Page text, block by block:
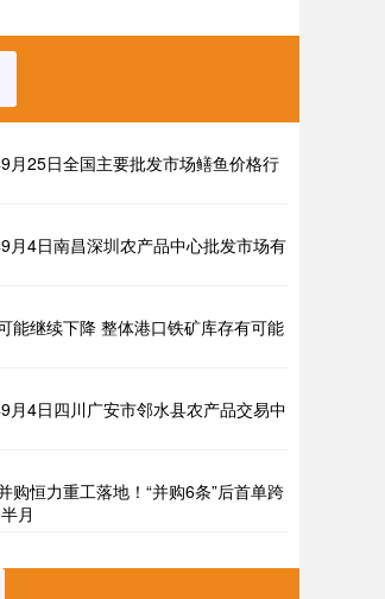
月25日全国主要批发市场鳝鱼价格行
月4日南昌深圳农产品中心批发市场有
能继续下降 整体港口铁矿库存有可能
月4日四川广安市邻水县农产品交易中
购恒力重工落地！“并购6条”后首单跨
月